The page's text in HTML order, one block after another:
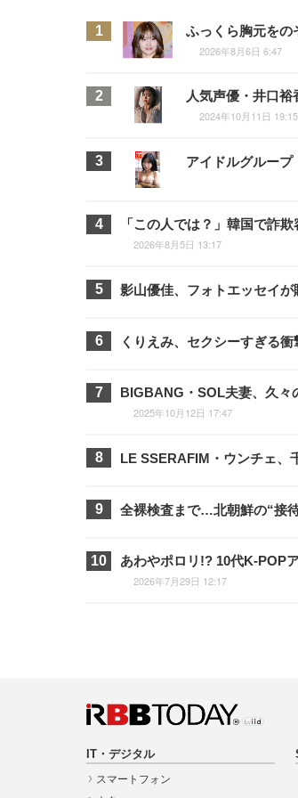
ふっくら胸元をの
2026年8月6日 6:47
人気声優・井口
2024年10月11日 19:15
アイドルグループ
「この人では？」韓国で詐
2026年8月5日 13:17
影山優佳、フォトエッセイ
くりえみ、セクシーすぎる
BIGBANG・SOL夫妻、久々
2025年10月12日 17:47
LE SSERAFIM・ウンチェ、
全裸検査まで…北朝鮮の“接
あわやポロリ!? 10代K-POP
2026年7月29日 12:17
IT・デジタル
スマートフォン